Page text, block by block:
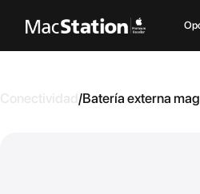
Conectividad/Batería externa